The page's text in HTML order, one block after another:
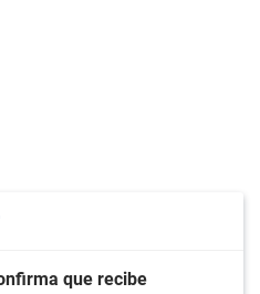
que recibe